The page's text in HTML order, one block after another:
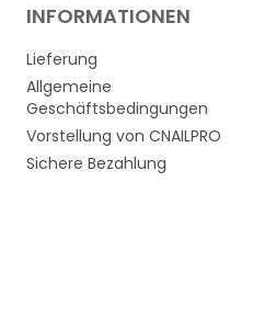
INFORMATIONEN
Lieferung
Allgemeine
Geschäftsbedingungen
Vorstellung von CNAILPRO
Sichere Bezahlung